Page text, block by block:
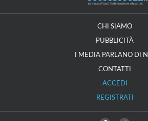
CHI SIAMO
PUBBLICITÀ
I MEDIA PARLANO DI
CONTATTI
ACCEDI
REGISTRATI